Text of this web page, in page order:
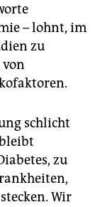
– lohnt, im
zu
schlicht
zu
Wir